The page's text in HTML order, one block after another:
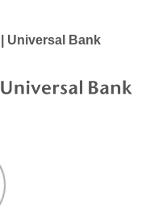
Universal Bank